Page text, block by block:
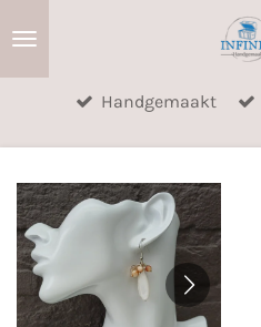
hoofdinhoud
Handgemaakt